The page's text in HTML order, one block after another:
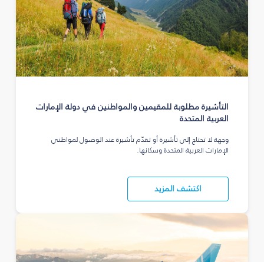
التأشيرة مطلوبة للمقيمين والمواطنين في دولة الإمارات
العربية المتحدة
وجهة لا تحتاج إلى تأشيرة أو تقدّم تأشيرة عند الوصول لمواطني
الإمارات العربية المتحدة وسكانها.
اكتشف المزيد